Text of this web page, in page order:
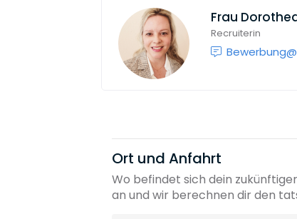
Frau
Recruiterin
Ort und Anfahrt
Wo befindet sich dein
an und wir berechnen dir den